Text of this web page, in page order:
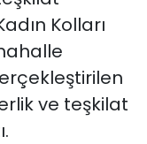
Kolları
ve teşkilat